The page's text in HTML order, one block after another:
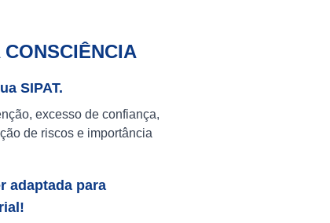
SIPAT.
excesso de confiança,
de riscos e importância
adaptada para